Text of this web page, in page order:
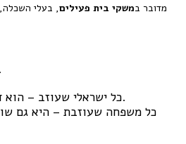
מדובר במשקי בית פעילים, בעלי השכלה,
ושוק השכירות האיכותי.
כל ישראלי שעוזב – הוא דירה אחת פחות בביקוש.
כל משפחה שעוזבת – היא גם